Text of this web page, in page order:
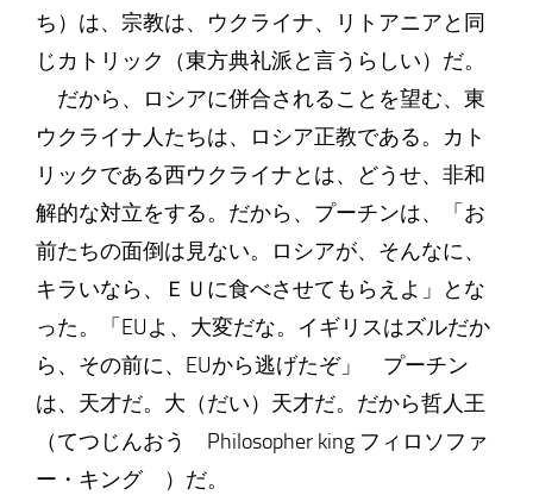
ち）は、宗教は、ウクライナ、リトアニアと同
じカトリック（東方典礼派と言うらしい）だ。
だから、ロシアに併合されることを望む、東
ウクライナ人たちは、ロシア正教である。カト
リックである西ウクライナとは、どうせ、非和
解的な対立をする。だから、プーチンは、「お
前たちの面倒は見ない。ロシアが、そんなに、
キラいなら、ＥＵに食べさせてもらえよ」とな
った。「EUよ、大変だな。イギリスはズルだか
ら、その前に、EUから逃げたぞ」 プーチン
は、天才だ。大（だい）天才だ。だから哲人王
（てつじんおう Philosopher king フィロソファ
ー・キング ）だ。